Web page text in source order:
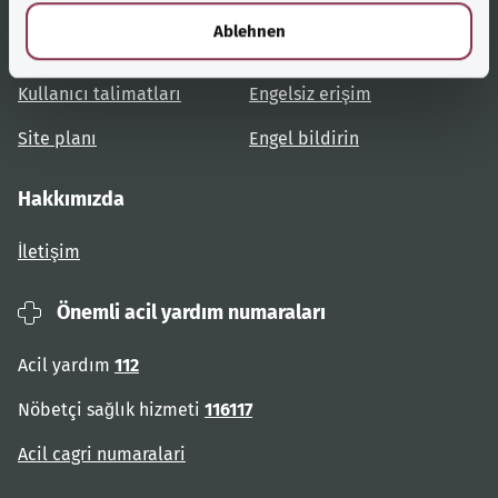
Ablehnen
Konulara genel bakış
Kullanıcı talimatları
Site planı
Engelsiz erişim
Engel bildirin
Hakkımızda
İletişim
Önemli acil yardım numaraları
Acil yardım 112
Nöbetçi sağlık hizmeti 116117
Acil cagri numaralari